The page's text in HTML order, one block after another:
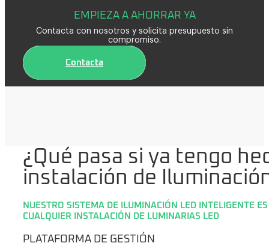
EMPIEZA A AHORRAR YA
Contacta con nosotros y solicita presupuesto sin
compromiso.
Contacta
¿Qué pasa si ya tengo
instalación de
NUESTRO SISTEMA DE ILUMINACIÓN LED INTELIGENTE
CUALQUIER INSTALACIÓN DE LUMINARIAS LED
PLATAFORMA DE GESTIÓN